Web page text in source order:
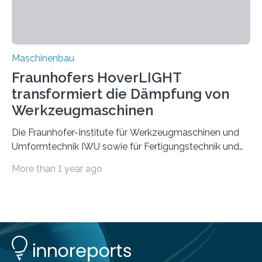
Maschinenbau
Fraunhofers HoverLIGHT
transformiert die Dämpfung von
Werkzeugmaschinen
Die Fraunhofer-Institute für Werkzeugmaschinen und
Umformtechnik IWU sowie für Fertigungstechnik und
Durchbruch in der Materialforschung erzielt: Der
partikelgefüllten Hohlkugeln erreicht HoverLIGHT einen
bisher unerreichten Eigenschaftsmix aus Leichtigkeit,
Steifigkeit und Schwingungsdämpfung. In einem
More than 1 year ago